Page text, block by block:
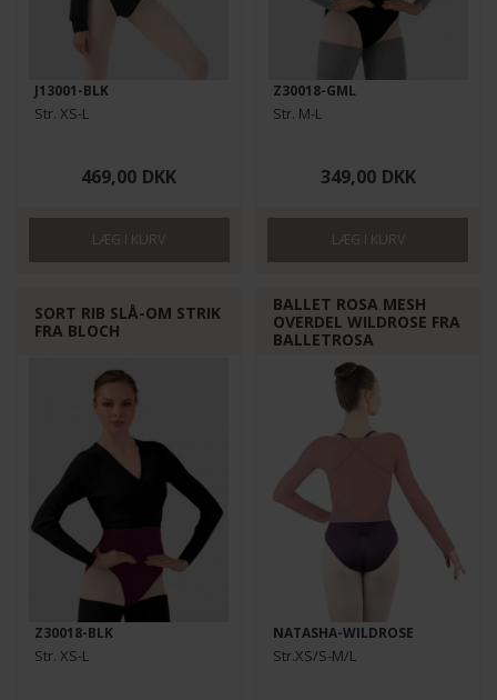
J13001-BLK
Str. XS-L
469,00 DKK
Z30018-GML
Str. M-L
349,00 DKK
SORT RIB SLÅ-OM STRIK
FRA BLOCH
Z30018-BLK
Str. XS-L
BALLET ROSA MESH
OVERDEL WILDROSE FRA
BALLETROSA
NATASHA-WILDROSE
Str.XS/S-M/L